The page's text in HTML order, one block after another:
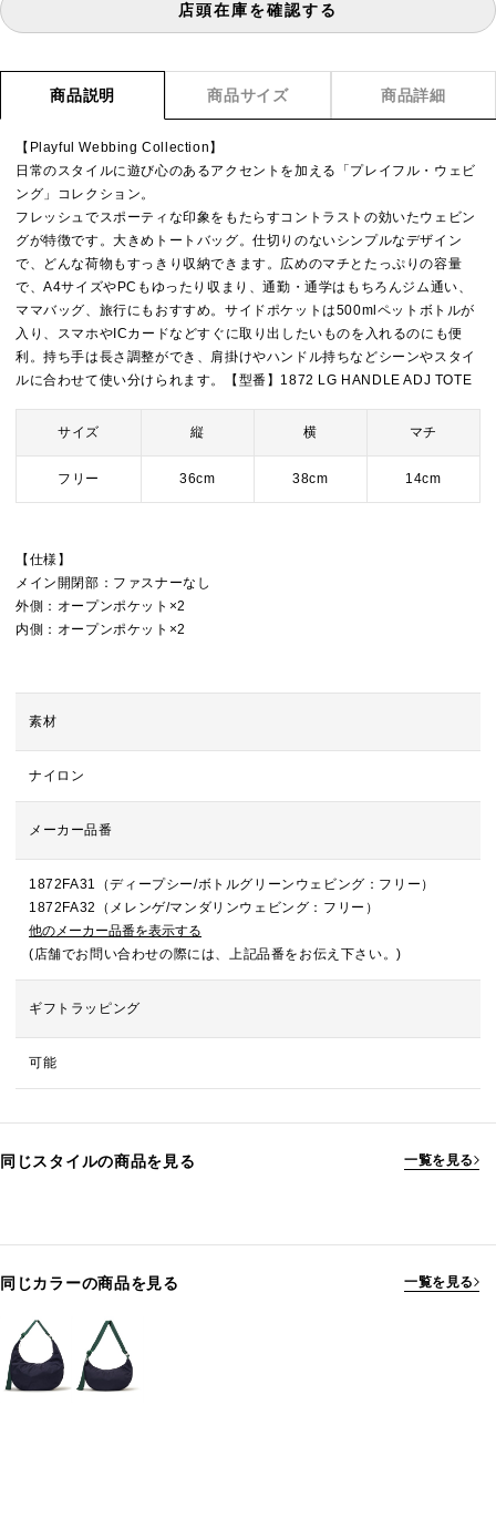
店頭在庫を確認する
商品説明 商品サイズ 商品詳細
【Playful Webbing Collection】
日常のスタイルに遊び心のあるアクセントを加える「プレイフル・ウェビ
ング」コレクション。
フレッシュでスポーティな印象をもたらすコントラストの効いたウェビン
グが特徴です。大きめトートバッグ。仕切りのないシンプルなデザイン
で、どんな荷物もすっきり収納できます。広めのマチとたっぷりの容量
で、A4サイズやPCもゆったり収まり、通勤・通学はもちろんジム通い、
ママバッグ、旅行にもおすすめ。サイドポケットは500mlペットボトルが
入り、スマホやICカードなどすぐに取り出したいものを入れるのにも便
利。持ち手は長さ調整ができ、肩掛けやハンドル持ちなどシーンやスタイ
ルに合わせて使い分けられます。【型番】1872 LG HANDLE ADJ TOTE
サイズ 縦 横 マチ
フリー 36cm 38cm 14cm
【仕様】
メイン開閉部：ファスナーなし
外側：オープンポケット×2
内側：オープンポケット×2
素材
ナイロン
メーカー品番
1872FA31（ディープシー/ボトルグリーンウェビング：フリー）
1872FA32（メレンゲ/マンダリンウェビング：フリー）
他のメーカー品番を表示する
(店舗でお問い合わせの際には、上記品番をお伝え下さい。)
ギフトラッピング
可能
同じスタイルの商品を見る 一覧を見る
同じカラーの商品を見る 一覧を見る